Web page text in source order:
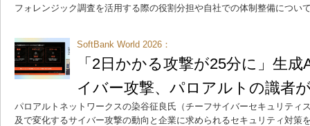
フォレンジック調査を活用する際の役割分担や自社での体制整備につい
SoftBank World 2026：
「2日かかる攻撃が25分に」生成
イバー攻撃、パロアルトの識者
パロアルトネットワークスの染谷征良氏（チーフサイバーセキュリティ
及で変化するサイバー攻撃の動向と企業に求められるセキュリティ対策